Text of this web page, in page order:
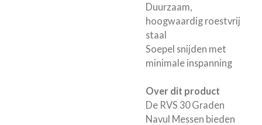
Duurzaam,
hoogwaardig roestvrij
staal
Soepel snijden met
minimale inspanning
Over dit product
De RVS 30 Graden
Navul Messen bieden